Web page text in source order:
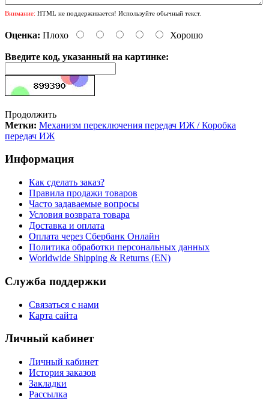
Внимание: HTML не поддерживается! Используйте обычный текст.
Оценка: Плохо Хорошо
Введите код, указанный на картинке:
Продолжить
Метки: Механизм переключения передач ИЖ / Коробка
передач ИЖ
Информация
Как сделать заказ?
Правила продажи товаров
Часто задаваемые вопросы
Условия возврата товара
Доставка и оплата
Оплата через Сбербанк Онлайн
Политика обработки персональных данных
Worldwide Shipping & Returns (EN)
Служба поддержки
Связаться с нами
Карта сайта
Личный кабинет
Личный кабинет
История заказов
Закладки
Рассылка